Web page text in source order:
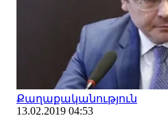
Քաղաքականություն
13.02.2019 04:53